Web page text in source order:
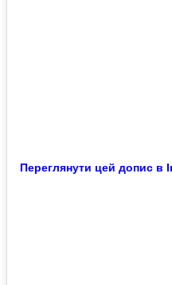
Переглянути цей допис в